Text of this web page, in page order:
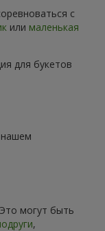
с
или маленькая
для букетов
нашем
могут быть
,